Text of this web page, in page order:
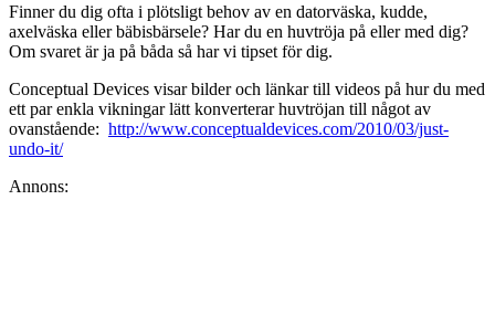
Finner du dig ofta i plötsligt behov av en datorväska, kudde,
axelväska eller bäbisbärsele? Har du en huvtröja på eller med dig?
Om svaret är ja på båda så har vi tipset för dig.
Conceptual Devices visar bilder och länkar till videos på hur du med
ett par enkla vikningar lätt konverterar huvtröjan till något av
ovanstående: http://www.conceptualdevices.com/2010/03/just-
undo-it/
Annons: